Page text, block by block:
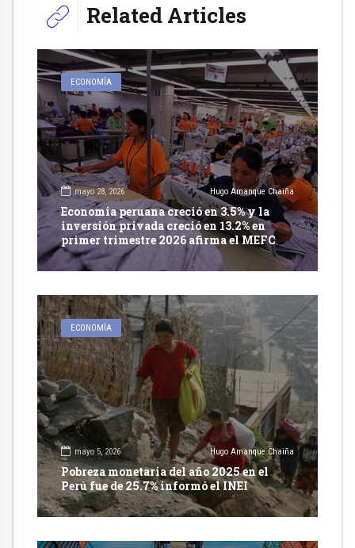
Related Articles
ECONOMÍA
mayo 28, 2026 Hugo Amanque Chaiña
Economia peruana creció en 3.5% y la
inversión privada creció en 13.2% en
primer trimestre 2026 afirma el MEFC
ECONOMÍA
mayo 5, 2026 Hugo Amanque Chaiña
Pobreza monetaria del año 2025 en el
Perú fue de 25.7% informó el INEI